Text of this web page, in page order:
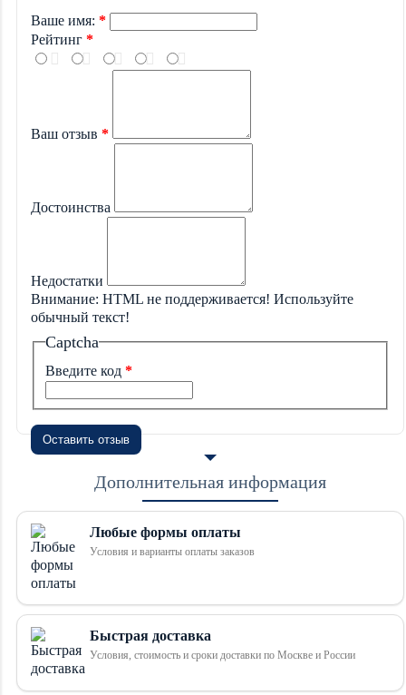
Ваше имя:
Рейтинг
Ваш отзыв
Достоинства
Недостатки
Внимание: HTML не поддерживается! Используйте
обычный текст!
Captcha
Введите код
Оставить отзыв
Дополнительная информация
Любые формы оплаты
Условия и варианты оплаты заказов
Быстрая доставка
Условия, стоимость и сроки доставки по Москве и России